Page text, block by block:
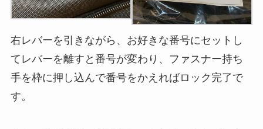
右レバーを引きながら、お好きな番号にセットし
てレバーを離すと番号が変わり、ファスナー持ち
手を枠に押し込んで番号をかえればロック完了で
す。